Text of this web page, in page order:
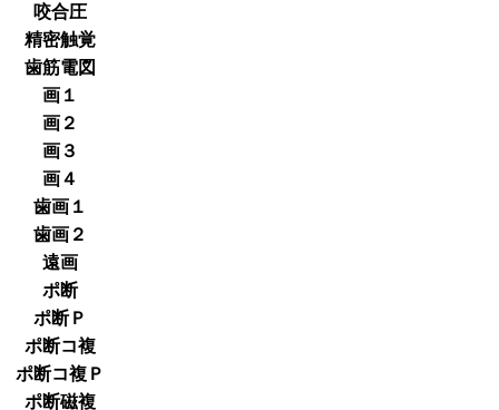
咬合圧
精密触覚
歯筋電図
画１
画２
画３
画４
歯画１
歯画２
遠画
ポ断
ポ断Ｐ
ポ断コ複
ポ断コ複Ｐ
ポ断磁複